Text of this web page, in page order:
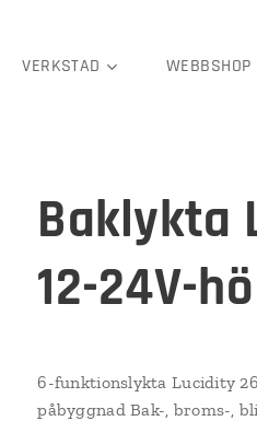
VERKSTAD WEBBSHOP
Baklykta
12-24V-hö
6-funktionslykta Lucidity
påbyggnad Bak-, broms-,